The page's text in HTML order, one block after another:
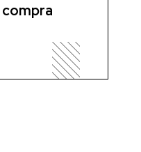
compra